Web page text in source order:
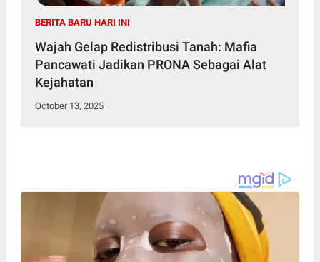
BERITA BARU HARI INI
Wajah Gelap Redistribusi Tanah: Mafia
Pancawati Jadikan PRONA Sebagai Alat
Kejahatan
October 13, 2025